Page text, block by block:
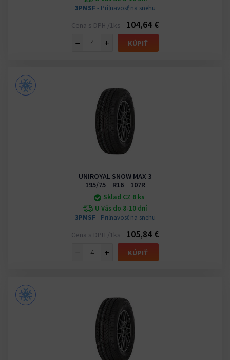
3PMSF- Priľnavosť na snehu
Cena s DPH /1ks
104,64 €
−
+ KÚPIŤ
UNIROYAL SNOW MAX 3
195/75 R16 107R
Sklad CZ 8 ks
U Vás do 8-10 dní
3PMSF- Priľnavosť na snehu
Cena s DPH /1ks
105,84 €
−
+ KÚPIŤ